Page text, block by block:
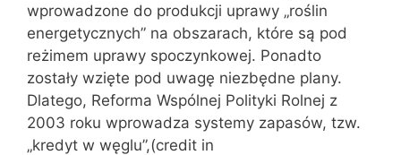
wprowadzone do produkcji uprawy „roślin
energetycznych” na obszarach, które są pod
reżimem uprawy spoczynkowej. Ponadto
zostały wzięte pod uwagę niezbędne plany.
Dlatego, Reforma Wspólnej Polityki Rolnej z
2003 roku wprowadza systemy zapasów, tzw.
„kredyt w węglu”,(credit in